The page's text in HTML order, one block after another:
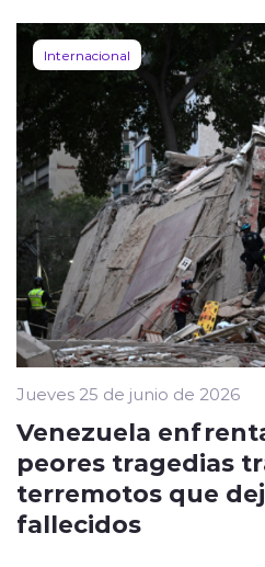
Internacional
Jueves 25 de junio de 2026
Venezuela
peores tragedias
terremotos que
fallecidos